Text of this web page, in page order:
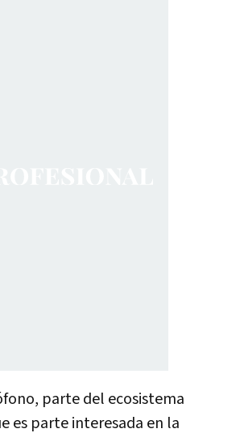
parte del ecosistema
es parte interesada en la